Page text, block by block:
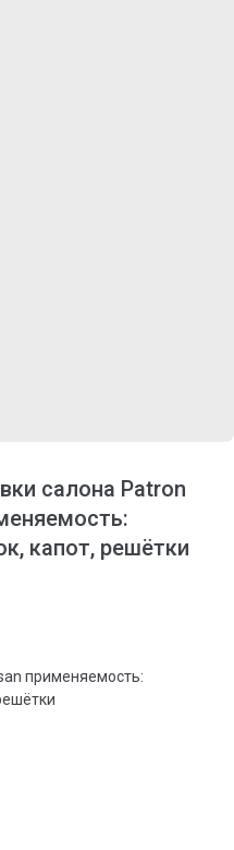
салона Patron
капот, решётки
применяемость: